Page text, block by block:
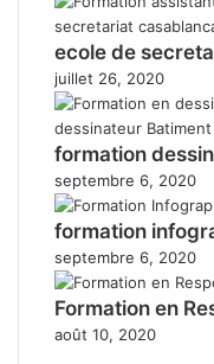
ecole de
juillet 26, 2020
formation
septembre 6, 2020
formation
septembre 6, 2020
Formation en
août 10, 2020